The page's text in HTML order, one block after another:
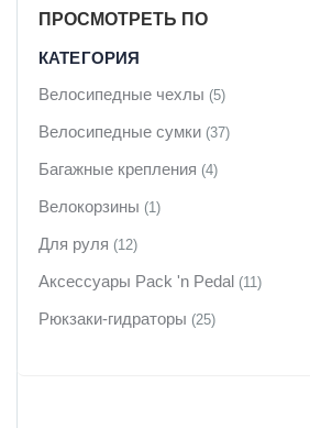
ПРОСМОТРЕТЬ ПО
КАТЕГОРИЯ
Велосипедные чехлы (5)
Велосипедные сумки (37)
Багажные крепления (4)
Велокорзины (1)
Для руля (12)
Аксессуары Pack 'n Pedal (11)
Рюкзаки-гидраторы (25)